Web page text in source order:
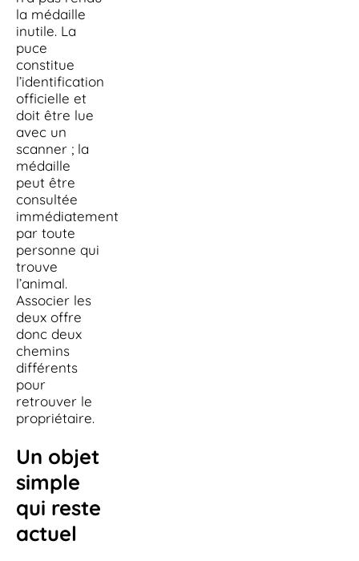
la médaille
inutile. La
puce
constitue
l’identification
officielle et
doit être lue
avec un
scanner ; la
médaille
peut être
consultée
immédiatement
par toute
personne qui
trouve
l’animal.
Associer les
deux offre
donc deux
chemins
différents
pour
retrouver le
propriétaire.
Un objet
simple
qui reste
actuel